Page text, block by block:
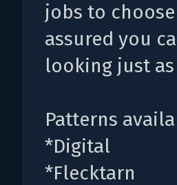
jobs to
assured you
looking just
Patterns
*Digital
*Flecktarn